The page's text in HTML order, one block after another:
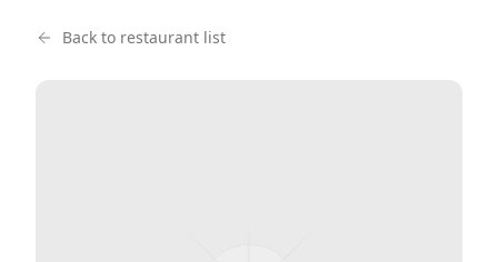
Back to restaurant list